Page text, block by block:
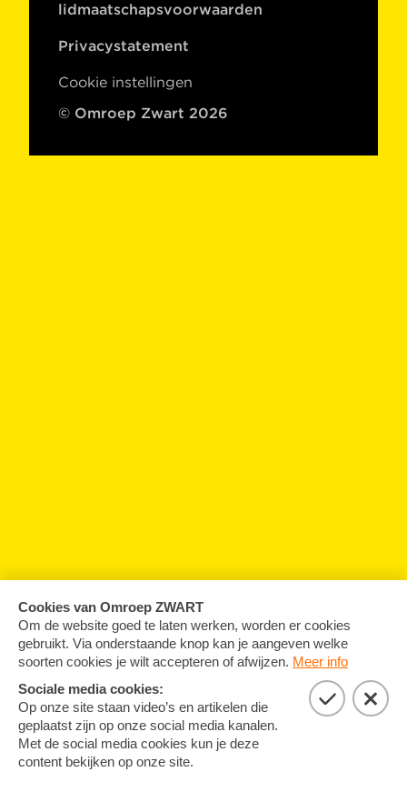
lidmaatschapsvoorwaarden
Privacystatement
Cookie instellingen
© Omroep Zwart 2026